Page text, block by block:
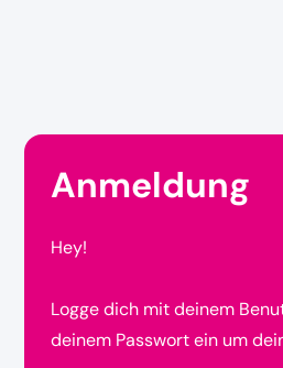
Anmeldung
Hey!
Logge dich mit deinem
deinem Passwort ein um